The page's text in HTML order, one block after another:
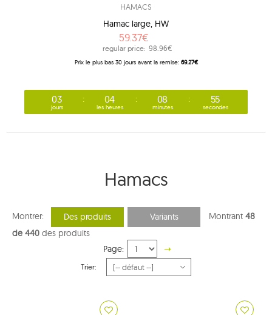
HAMACS
Hamac large, HW
59.37€
regular price: 98.96€
Prix ​​le plus bas 30 jours avant la remise: 69.27€
03
jours
04
les heures
08
minutes
54
secondes
Hamacs
Montrer: Des produits Variants Montrant 48
de 440 des produits
Page:
Trier: